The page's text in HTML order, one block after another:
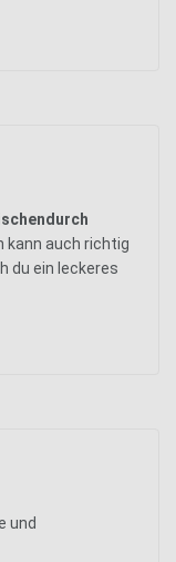
kann auch richtig
du ein leckeres
und